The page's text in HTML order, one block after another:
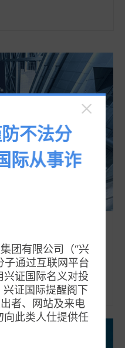
研究院建立跨境研究平
海外市场的覆盖，特别是
不法分
际从事诈
团有限公司（“兴
子通过互联网平台
兴证国际名义对投
证国际提醒阁下
者、网站及来电
此类人仕提供任